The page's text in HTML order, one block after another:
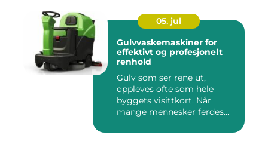
05. jul
Gulvvaskemaskiner for
effektivt og profesjonelt
renhold
Gulv som ser rene ut,
oppleves ofte som hele
byggets visittkort. Når
mange mennesker ferdes